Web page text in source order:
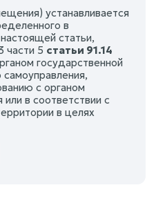
устанавливается
в
статьи,
части 5 статьи 91.14
государственной
самоуправления,
с органом
в соответствии с
в целях